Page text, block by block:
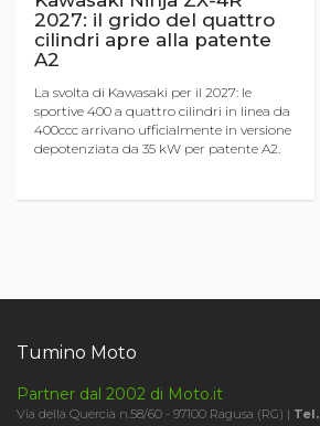
2027: il grido del quattro
cilindri apre alla patente
A2
La svolta di Kawasaki per il 2027: le
sportive 400 a quattro cilindri in linea da
400ccc arrivano ufficialmente in versione
depotenziata da 35 kW per patente A2.
Tumino Moto
Partner dal 2002 di Moto.it
Via della Quercia n.58/60 - 97100 Ragusa (RG) | Tel.